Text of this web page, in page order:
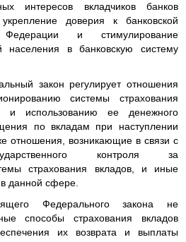
интересов вкладчиков банков
доверия к банковской
и стимулирование
населения в банковскую систему
закон регулирует отношения
системы страхования
и использованию ее денежного
по вкладам при наступлении
отношения, возникающие в связи с
контроля за
страхования вкладов, и иные
данной сфере.
Федерального закона не
способы страхования вкладов
их возврата и выплаты